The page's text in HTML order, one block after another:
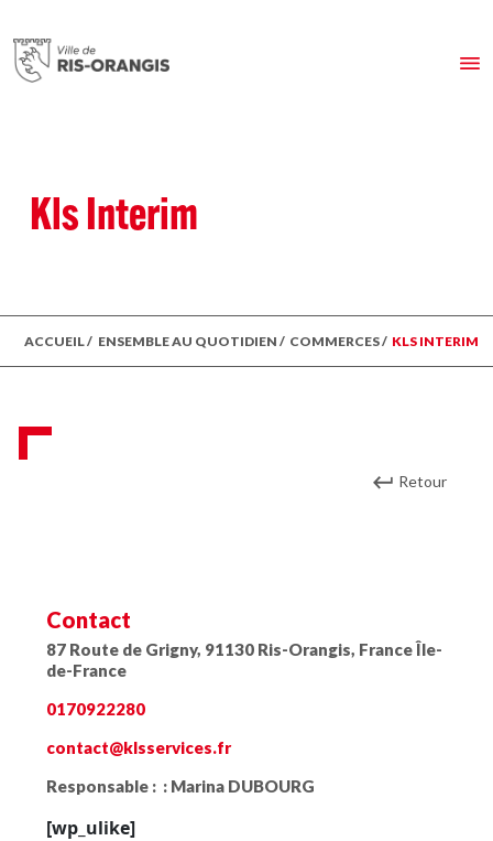
Kls Interim
ACCUEIL/ ENSEMBLE AU QUOTIDIEN / COMMERCES/ KLS INTERIM
Retour
Contact
87 Route de Grigny, 91130 Ris-Orangis, France Île-
de-France
0170922280
contact@klsservices.fr
Responsable : : Marina DUBOURG
[wp_ulike]